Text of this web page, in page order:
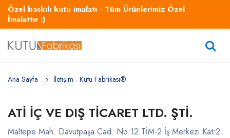
Özel baskılı kutu imalatı - Tüm Ürünlerimiz Özel
İmalattır :)
Ana Sayfa İletişim - Kutu Fabrikası®
ATİ İÇ VE DIŞ TİCARET LTD. ŞTİ.
Maltepe Mah. Davutpaşa Cad. No:12 TİM-2 İş Merkezi Kat:2